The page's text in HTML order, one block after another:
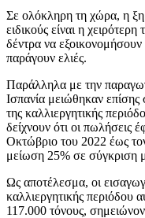
Σε ολόκληρη τη χώρα, η
ειδικούς είναι η χειρότερη
δέντρα να εξοικονομήσουν
παράγουν ελιές.
Παράλληλα με την
Ισπανία μειώθηκαν
της καλλιεργητικής
δείχνουν ότι οι πωλήσεις
Οκτώβριο του 2022 έως
μείωση 25% σε σύγκριση
Ως αποτέλεσμα, οι
καλλιεργητικής
117.000 τόνους,